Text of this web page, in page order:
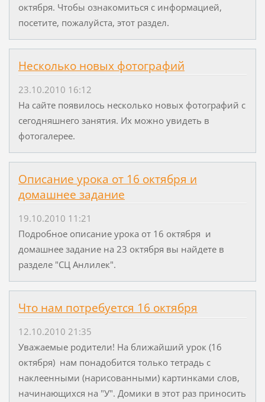
октября. Чтобы ознакомиться с информацией,
посетите, пожалуйста, этот раздел.
Несколько новых фотографий
23.10.2010 16:12
На сайте появилось несколько новых фотографий с
сегодняшнего занятия. Их можно увидеть в
фотогалерее.
Описание урока от 16 октября и
домашнее задание
19.10.2010 11:21
Подробное описание урока от 16 октября и
домашнее задание на 23 октября вы найдете в
разделе "СЦ Анлилек".
Что нам потребуется 16 октября
12.10.2010 21:35
Уважаемые родители! На ближайший урок (16
октября) нам понадобится только тетрадь с
наклеенными (нарисованными) картинками слов,
начинающихся на "У". Домики в этот раз приносить